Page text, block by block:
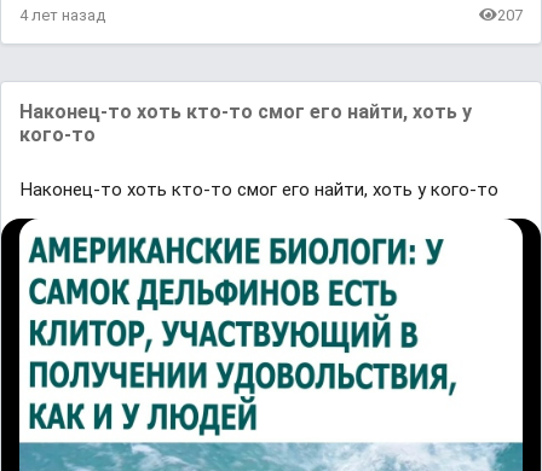
4 лет назад 207
Наконец-то хоть кто-то смог его найти, хоть у
кого-то
Наконец-то хоть кто-то смог его найти, хоть у кого-то